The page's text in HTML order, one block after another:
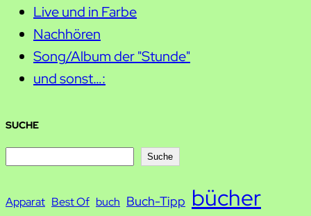
Live und in Farbe
Nachhören
Song/Album der "Stunde"
und sonst…:
SUCHE
c
Suche
Apparat Best Of buch Buch-Tipp bücher